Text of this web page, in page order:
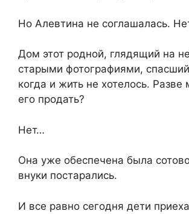
Но Алевтина не соглашалась.
Дом этот родной, глядящий на
старыми фотографиями,
когда и жить не хотелось.
его продать?
Нет…
Она уже обеспечена была
внуки постарались.
И все равно сегодня дети